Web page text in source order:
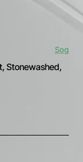
Sog
Stonewashed,